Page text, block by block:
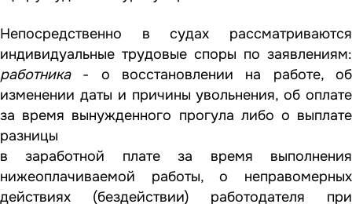
Непосредственно в судах рассматриваются
индивидуальные трудовые споры по заявлениям:
работника- о восстановлении на работе, об
изменении даты и причины увольнения, об оплате
за время вынужденного прогула либо о выплате
разницы
в заработной плате за время выполнения
нижеоплачиваемой работы, о неправомерных
действиях (бездействии) работодателя при